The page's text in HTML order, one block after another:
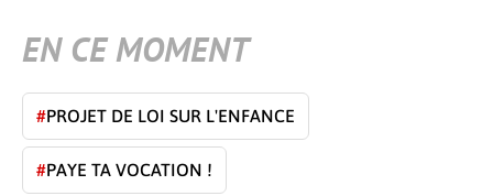
EN CE MOMENT
#PROJET DE LOI SUR L'ENFANCE
#PAYE TA VOCATION !